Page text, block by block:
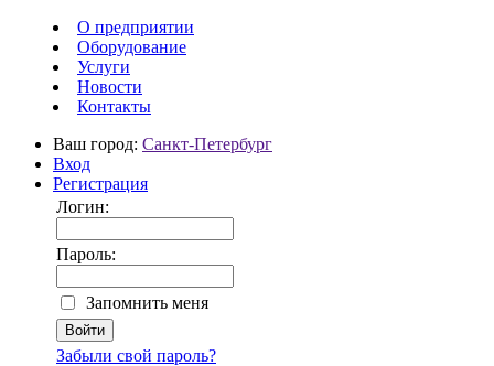
О предприятии
Оборудование
Услуги
Новости
Контакты
Ваш город: Санкт-Петербург
Вход
Регистрация
Логин:
Пароль:
Запомнить меня
Забыли свой пароль?